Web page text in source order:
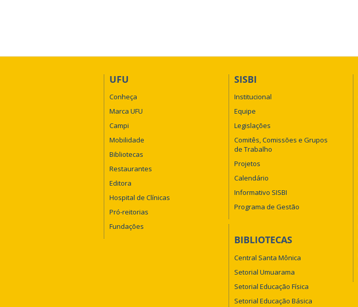
UFU
Conheça
Marca UFU
Campi
Mobilidade
Bibliotecas
Restaurantes
Editora
Hospital de Clínicas
Pró-reitorias
Fundações
SISBI
Institucional
Equipe
Legislações
Comitês, Comissões e Grupos
de Trabalho
Projetos
Calendário
Informativo SISBI
Programa de Gestão
BIBLIOTECAS
Central Santa Mônica
Setorial Umuarama
Setorial Educação Física
Setorial Educação Básica